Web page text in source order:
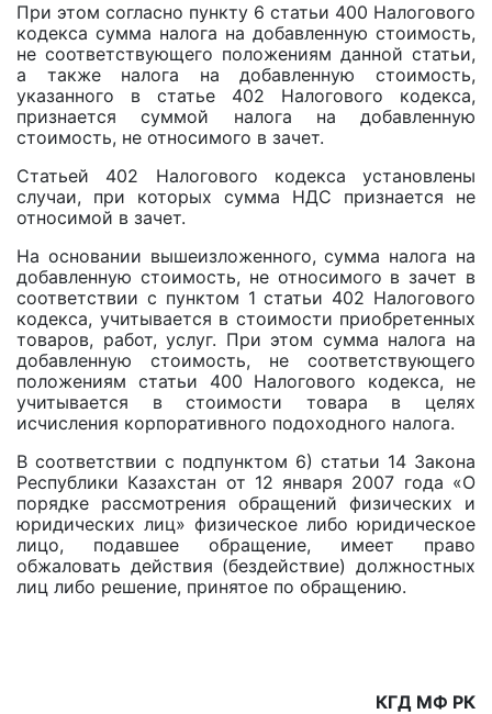
При этом согласно пункту 6 статьи 400 Налогового
кодекса сумма налога на добавленную стоимость,
не соответствующего положениям данной статьи,
а также налога на добавленную стоимость,
указанного в статье 402 Налогового кодекса,
признается суммой налога на добавленную
стоимость, не относимого в зачет.
Статьей 402 Налогового кодекса установлены
случаи, при которых сумма НДС признается не
относимой в зачет.
На основании вышеизложенного, сумма налога на
добавленную стоимость, не относимого в зачет в
соответствии с пунктом 1 статьи 402 Налогового
кодекса, учитывается в стоимости приобретенных
товаров, работ, услуг. При этом сумма налога на
добавленную стоимость, не соответствующего
положениям статьи 400 Налогового кодекса, не
учитывается в стоимости товара в целях
исчисления корпоративного подоходного налога.
В соответствии с подпунктом 6) статьи 14 Закона
Республики Казахстан от 12 января 2007 года «О
порядке рассмотрения обращений физических и
юридических лиц» физическое либо юридическое
лицо, подавшее обращение, имеет право
обжаловать действия (бездействие) должностных
лиц либо решение, принятое по обращению.
КГД МФ РК